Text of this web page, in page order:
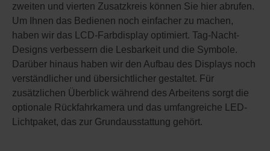
zweiten und vierten Zusatzkreis können Sie hier abrufen.
Um Ihnen das Bedienen noch einfacher zu machen,
haben wir das LCD-Farbdisplay optimiert. Tag-Nacht-
Designs verbessern die Lesbarkeit und die Symbole.
Darüber hinaus haben wir den Aufbau des Displays noch
verständlicher und übersichtlicher gestaltet. Für
zusätzlichen Überblick während des Arbeitens sorgt die
optionale Rückfahrkamera und das umfangreiche LED-
Lichtpaket, das zur Grundausstattung gehört.